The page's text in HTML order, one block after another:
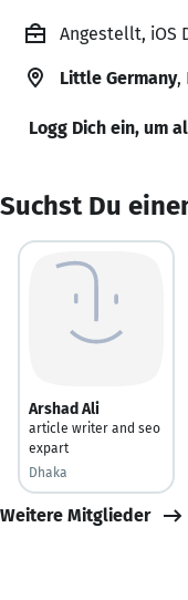
Angestellt, iOS
Little Germany,
Logg Dich ein, um
Suchst Du
Arshad Ali
article writer and seo
expart
Dhaka
Weitere Mitglieder